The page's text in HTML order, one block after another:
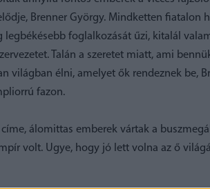
Brenner György. Mindketten fiatalon
foglalkozását űzi, kitalál
Talán a szeretet miatt, ami
világban élni, amelyet ők rendeznek be,
fazon.
álomittas emberek vártak a
volt. Ugye, hogy jó lett volna az ő